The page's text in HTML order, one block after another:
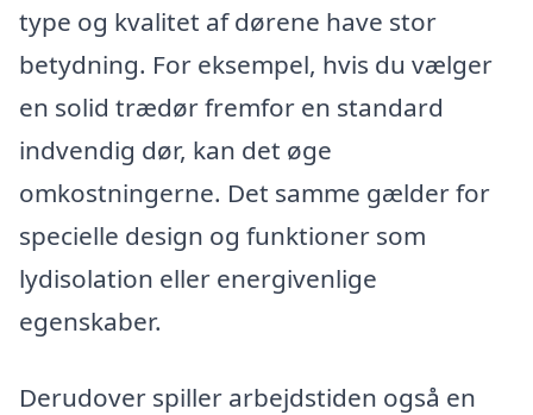
type og kvalitet af dørene have stor
betydning. For eksempel, hvis du vælger
en solid trædør fremfor en standard
indvendig dør, kan det øge
omkostningerne. Det samme gælder for
specielle design og funktioner som
lydisolation eller energivenlige
egenskaber.
Derudover spiller arbejdstiden også en